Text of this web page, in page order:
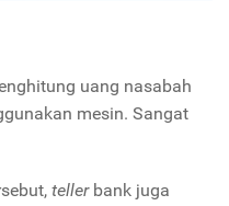
uang nasabah
mesin. Sangat
tellerbank juga